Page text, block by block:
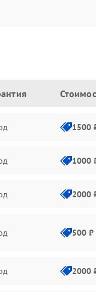
1500
1000
2000
500 ₽
2000